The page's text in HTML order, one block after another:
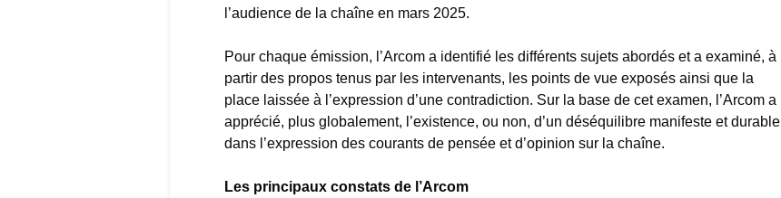
l’audience de la chaîne en mars 2025.
Pour chaque émission, l’Arcom a identifié les différents sujets abordés et a examiné, à
partir des propos tenus par les intervenants, les points de vue exposés ainsi que la
place laissée à l’expression d’une contradiction. Sur la base de cet examen, l’Arcom a
apprécié, plus globalement, l’existence, ou non, d’un déséquilibre manifeste et durable
dans l’expression des courants de pensée et d’opinion sur la chaîne.
Les principaux constats de l’Arcom